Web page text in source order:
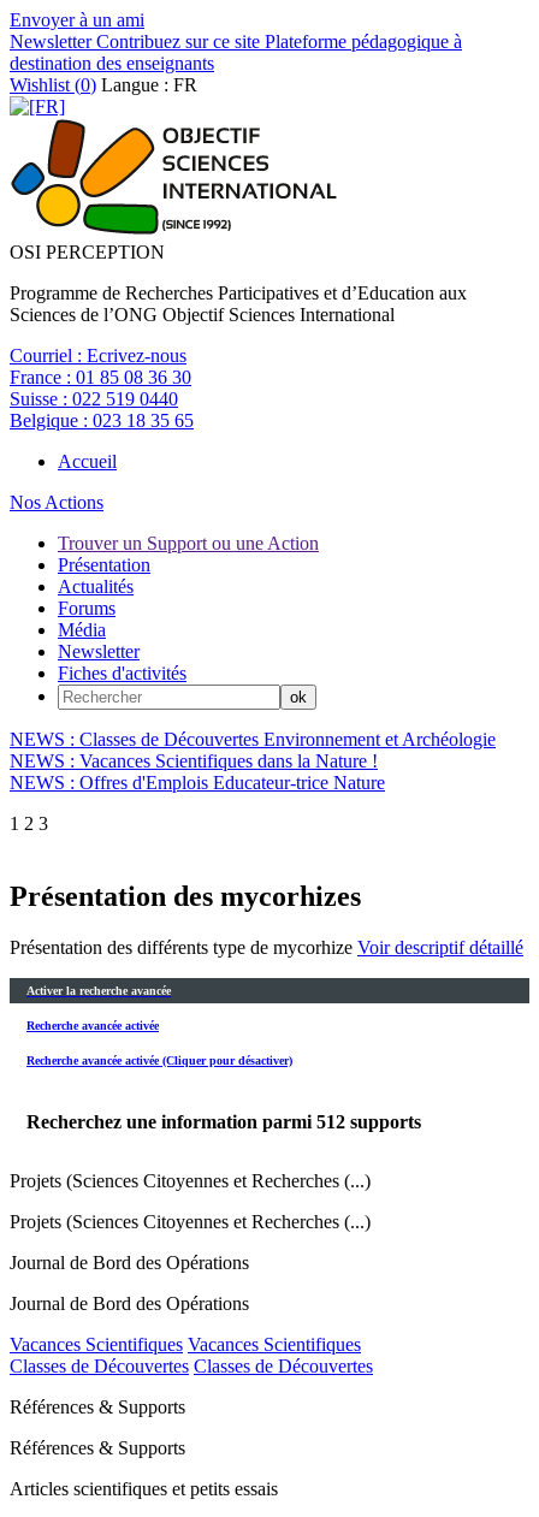
Envoyer à un ami
NewsletterContribuez sur ce site Plateforme pédagogique à
destination des enseignants
Wishlist (0) Langue : FR
OSI PERCEPTION
Programme de Recherches Participatives et d’Education aux
Sciences de l’ONG Objectif Sciences International
Courriel : Ecrivez-nous
France : 01 85 08 36 30
Suisse : 022 519 0440
Belgique : 023 18 35 65
Accueil
Nos Actions
Trouver un Support ou une Action
Présentation
Actualités
Forums
Média
Newsletter
Fiches d'activités
NEWS : Classes de Découvertes Environnement et Archéologie
NEWS : Vacances Scientifiques dans la Nature !
NEWS : Offres d'Emplois Educateur-trice Nature
1 2 3
Présentation des mycorhizes
Présentation des différents type de mycorhize Voir descriptif détaillé
Activer la recherche avancée
Recherche avancée activée
Recherche avancée activée (Cliquer pour désactiver)
Recherchez une information parmi 512 supports
Projets (Sciences Citoyennes et Recherches (...)
Projets (Sciences Citoyennes et Recherches (...)
Journal de Bord des Opérations
Journal de Bord des Opérations
Vacances Scientifiques Vacances Scientifiques
Classes de Découvertes Classes de Découvertes
Références & Supports
Références & Supports
Articles scientifiques et petits essais